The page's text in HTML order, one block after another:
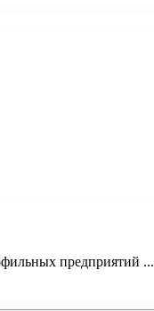
предприятий ...